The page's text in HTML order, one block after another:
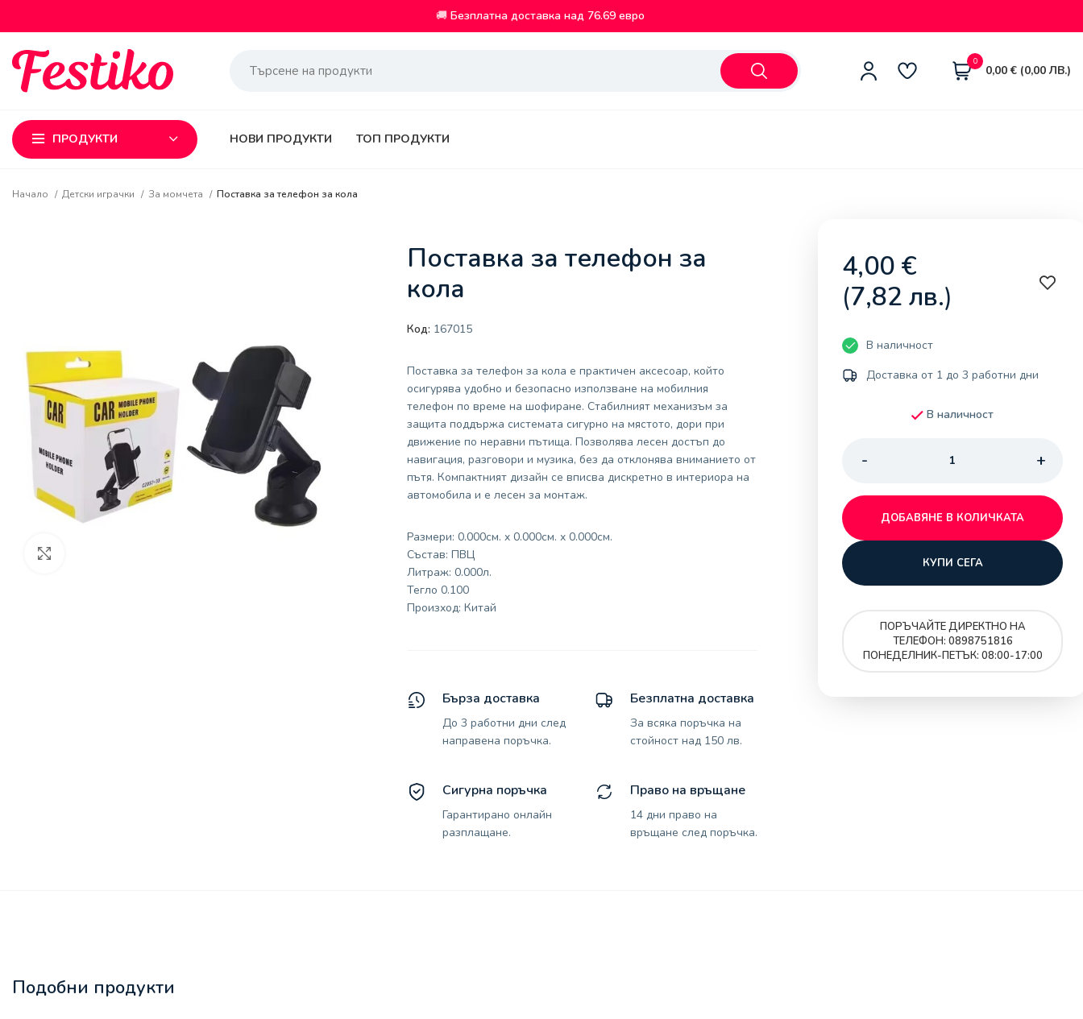
🚚 Безплатна доставка над 76.69 евро
0
0,00€ (0,00 ЛВ.)
ПРОДУКТИ НОВИ ПРОДУКТИ ТОП ПРОДУКТИ
Начало Детски играчки За момчета Поставка за телефон за кола
Поставка за телефон за
кола
Код: 167015
Поставка за телефон за кола е практичен аксесоар, който
осигурява удобно и безопасно използване на мобилния
телефон по време на шофиране. Стабилният механизъм за
защита поддържа системата сигурно на мястото, дори при
движение по неравни пътища. Позволява лесен достъп до
навигация, разговори и музика, без да отклонява вниманието от
пътя. Компактният дизайн се вписва дискретно в интериора на
автомобила и е лесен за монтаж.
Размери: 0.000см. x 0.000см. x 0.000см.
Състав: ПВЦ
Литраж: 0.000л.
Тегло 0.100
Произход: Китай
Бърза доставка
До 3 работни дни след
направена поръчка.
Безплатна доставка
За всяка поръчка на
стойност над 150 лв.
Сигурна поръчка
Гарантирано онлайн
разплащане.
Право на връщане
14 дни право на
връщане след поръчка.
4,00 €
(7,82лв.)
В наличност
Доставка от 1 до 3 работни дни
В наличност
ДОБАВЯНЕ В КОЛИЧКАТА
КУПИ СЕГА
ПОРЪЧАЙТЕ ДИРЕКТНО НА
ТЕЛЕФОН: 0898751816
ПОНЕДЕЛНИК-ПЕТЪК: 08:00-17:00
Подобни продукти